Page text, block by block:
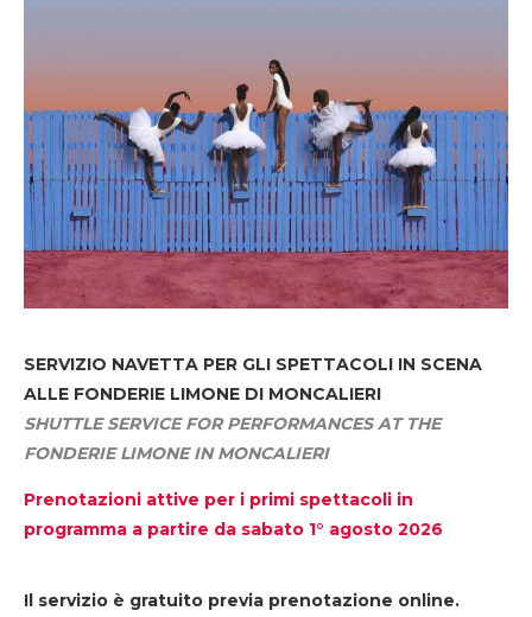
SERVIZIO NAVETTA PER GLI SPETTACOLI IN SCENA
ALLE FONDERIE LIMONE DI MONCALIERI
SHUTTLE SERVICE FOR PERFORMANCES AT THE
FONDERIE LIMONE IN MONCALIERI
Prenotazioni attive per i primi spettacoli in
programma a partire da sabato 1° agosto 2026
Il servizio è gratuito previa prenotazione online.